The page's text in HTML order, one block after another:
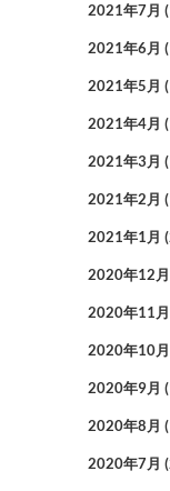
2021年7月
2021年6月
2021年5月
2021年4月
2021年3月
2021年2月
2021年1月
2020年12月
2020年11月
2020年10月
2020年9月
2020年8月
2020年7月